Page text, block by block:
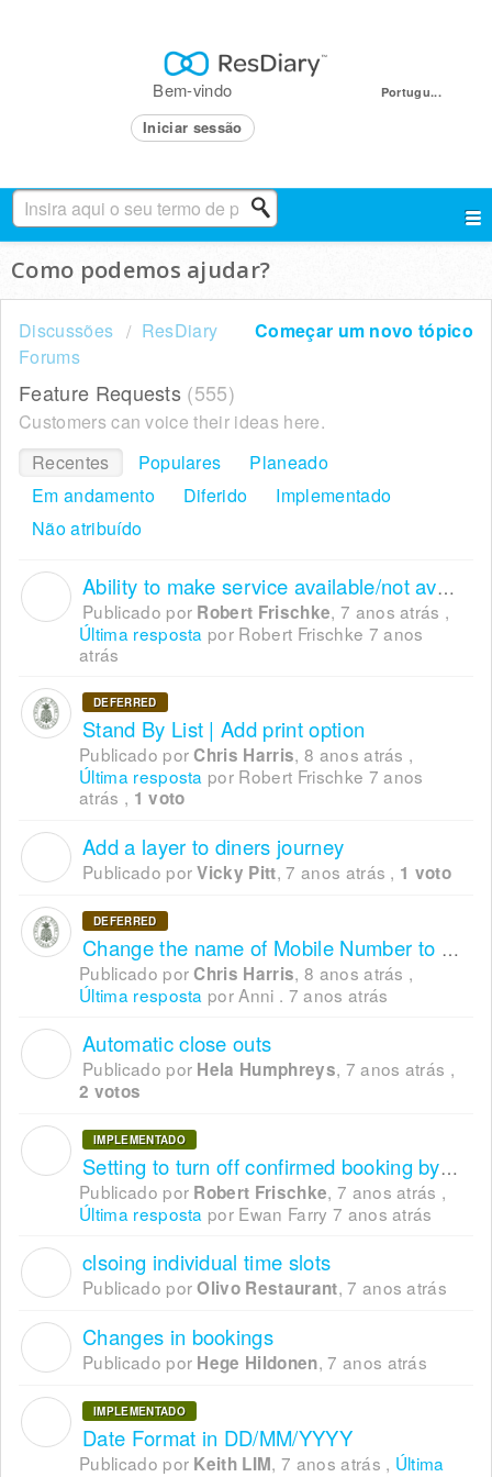
Portugu...
Bem-vindo
Iniciar sessão
Como podemos ajudar?
Começar um novo tópico
Discussões
ResDiary
Forums
Feature Requests 555
Customers can voice their ideas here.
Recentes
Populares
Planeado
Em andamento
Diferido
Implementado
Não atribuído
Ability to make service available/not available online
Publicado por Robert Frischke, 7 anos atrás ,
Última resposta por Robert Frischke 7 anos
atrás
DEFERRED
Stand By List | Add print option
Publicado porChris Harris, 8 anos atrás ,
Última resposta por Robert Frischke 7 anos
atrás , 1 voto
Add a layer to diners journey
Publicado porVicky Pitt,7 anos atrás , 1 voto
DEFERRED
Change the name of Mobile Number to contact number
Publicado porChris Harris, 8 anos atrás ,
Última resposta por Anni . 7 anos atrás
Automatic close outs
Publicado por Hela Humphreys, 7 anos atrás ,
2 votos
IMPLEMENTADO
Setting to turn off confirmed booking by default
Publicado por Robert Frischke, 7 anos atrás ,
Última resposta por Ewan Farry 7 anos atrás
clsoing individual time slots
Publicado porOlivo Restaurant,7 anos atrás
Changes in bookings
Publicado por Hege Hildonen,7 anos atrás
IMPLEMENTADO
Date Format in DD/MM/YYYY
Publicado por Keith LIM,7 anos atrás , Última